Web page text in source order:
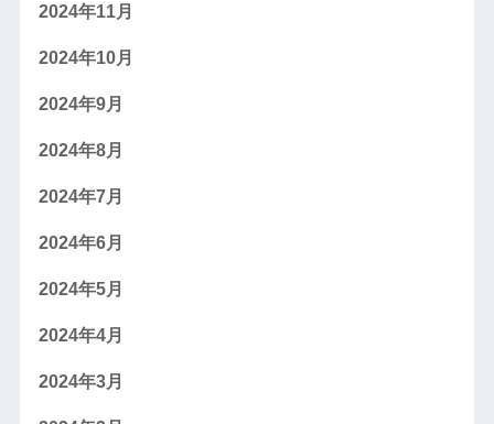
2024年11月
2024年10月
2024年9月
2024年8月
2024年7月
2024年6月
2024年5月
2024年4月
2024年3月